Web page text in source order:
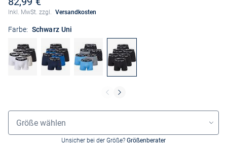
Inkl. MwSt. zzgl. Versandkosten
Farbe: Schwarz Uni
Grössenauswahl
Größe wählen
Unsicher bei der Größe? Größenberater